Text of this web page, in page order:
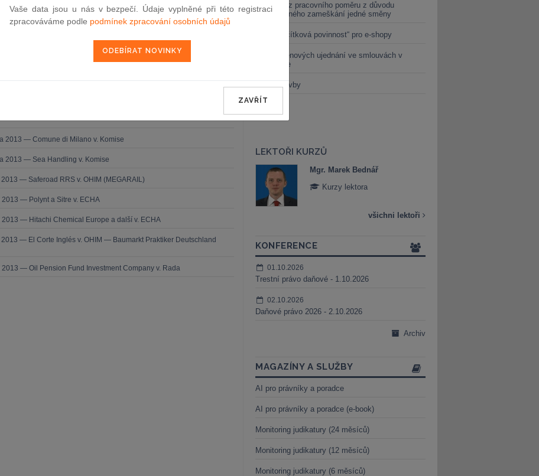
— ZZ v. Komise
— CK v. Komise
— ZZ v. Komise
(druhého senátu) ze dne 21. března 2013 — Brune v. Komise
— Zrušení rozhodnutí o nezapsání na seznam uchazečů vhodných k
legality — Námitka protiprávnosti vznesená proti rozhodnutí o
2013 — Comune di Milano v. Komise
2013 — Sea Handling v. Komise
— Saferoad RRS v. OHIM (MEGARAIL)
— Polynt a Sitre v. ECHA
— Hitachi Chemical Europe a další v. ECHA
— El Corte Inglés v. OHIM — Baumarkt Praktiker Deutschland
— Oil Pension Fund Investment Company v. Rada
Výpověď z pracovního poměru z důvodu
neomluveného zameškání jedné směny
Nová „tlačítková povinnost“ pro e-shopy
Změna cenových ujednání ve smlouvách v
energetice
Černé stavby
LEKTOŘI KURZŮ
MCIArb
Mgr. Marek Bednář
Kurzy lektora
všichni lektoři
KONFERENCE
01.10.2026
Trestní právo daňové - 1.10.2026
02.10.2026
Daňové právo 2026 - 2.10.2026
Archiv
MAGAZÍNY A SLUŽBY
AI pro právníky a poradce
AI pro právníky a poradce (e-book)
Monitoring judikatury (24 měsíců)
Monitoring judikatury (12 měsíců)
Monitoring judikatury (6 měsíců)
Vaše data jsou u nás v bezpečí. Údaje vyplněné při této registraci
zpracováváme podle podmínek zpracování osobních údajů
ZAVŘÍT